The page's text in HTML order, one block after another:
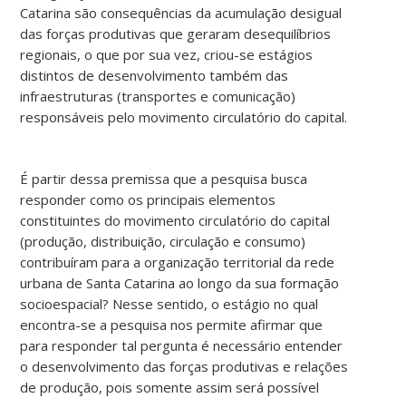
Catarina são consequências da acumulação desigual
das forças produtivas que geraram desequilíbrios
regionais, o que por sua vez, criou-se estágios
distintos de desenvolvimento também das
infraestruturas (transportes e comunicação)
responsáveis pelo movimento circulatório do capital.
É partir dessa premissa que a pesquisa busca
responder como os principais elementos
constituintes do movimento circulatório do capital
(produção, distribuição, circulação e consumo)
contribuíram para a organização territorial da rede
urbana de Santa Catarina ao longo da sua formação
socioespacial? Nesse sentido, o estágio no qual
encontra-se a pesquisa nos permite afirmar que
para responder tal pergunta é necessário entender
o desenvolvimento das forças produtivas e relações
de produção, pois somente assim será possível